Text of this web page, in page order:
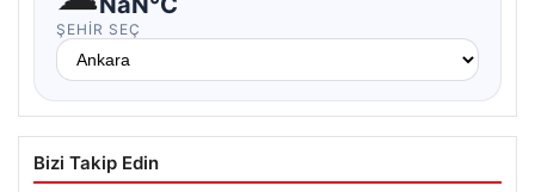
ŞEHIR SEÇ
Bizi Takip Edin